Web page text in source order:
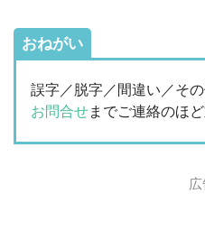
おねがい
誤字／脱字／間違い／そ
お問合せまでご連絡のほ